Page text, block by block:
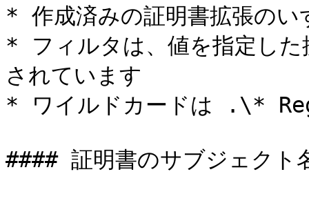
* 作成済みの証明書拡張のい
* フィルタは、値を指定した
されています
* ワイルドカードは .\*
#### 証明書のサブジェクト